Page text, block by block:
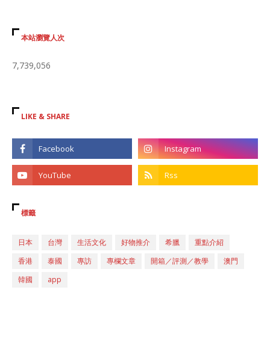
本站瀏覽人次
7,739,056
LIKE & SHARE
標籤
日本 台灣 生活文化 好物推介 希臘
重點介紹
香港
泰國 專訪 專欄文章 開箱／評測／教學
澳門
韓國
app